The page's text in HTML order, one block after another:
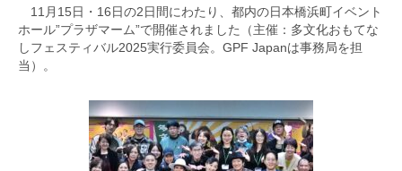
11月15日・16日の2日間にわたり、都内の日本橋浜町イベント
ホール”プラザマーム”で開催されました（主催：多文化おもてな
しフェスティバル2025実行委員会。GPF Japanは事務局を担
当）。